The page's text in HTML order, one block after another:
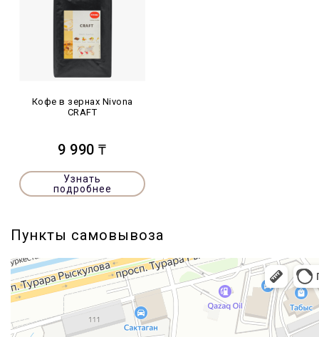
Кофе в зернах Nivona
CRAFT
9 990 ₸
Узнать
подробнее
Пункты самовывоза